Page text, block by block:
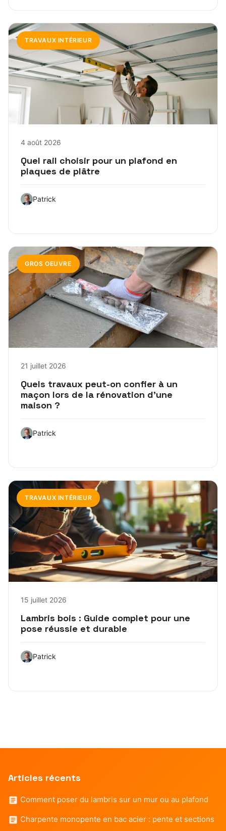
TRAVAUX INTÉRIEUR
4 août 2026
Quel rail choisir pour un plafond en
plaques de plâtre
Patrick
GROS OEUVRE
21 juillet 2026
Quels travaux peut-on confier à un
maçon lors de la rénovation d’une
maison ?
Patrick
TRAVAUX INTÉRIEUR
15 juillet 2026
Lambris bois : Guide complet pour une
pose réussie et durable
Patrick
Articles récents
Comment poser du lambris sur un mur ou au plafond
Charpente monopente en bac acier : pente et sections